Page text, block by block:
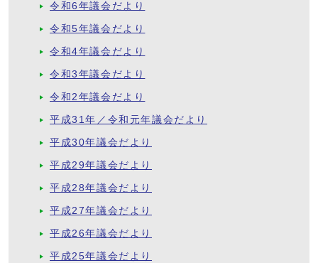
令和6年議会だより
令和5年議会だより
令和4年議会だより
令和3年議会だより
令和2年議会だより
平成31年／令和元年議会だより
平成30年議会だより
平成29年議会だより
平成28年議会だより
平成27年議会だより
平成26年議会だより
平成25年議会だより